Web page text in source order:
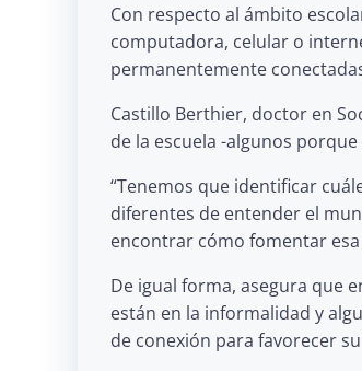
Con respecto al ámbito
computadora, celular o
permanentemente
Castillo Berthier, doctor en
de la escuela -algunos
“Tenemos que identificar
diferentes de entender el
encontrar cómo fomentar
De igual forma, asegura que
están en la informalidad y
de conexión para favorecer